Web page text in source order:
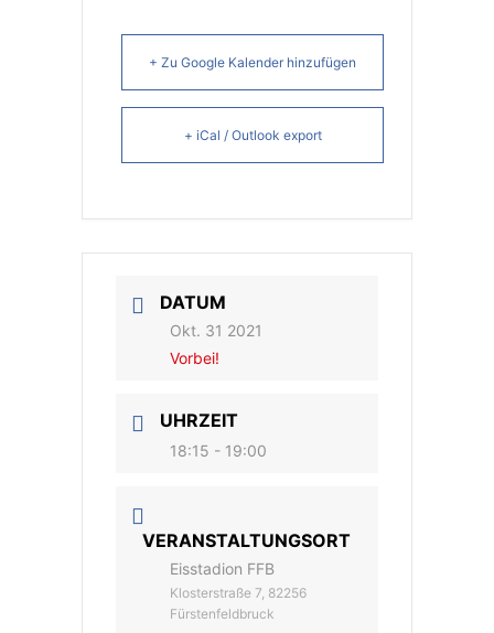
+ Zu Google Kalender hinzufügen
+ iCal / Outlook export
DATUM
Okt. 31 2021
Vorbei!
UHRZEIT
18:15 - 19:00
VERANSTALTUNGSORT
Eisstadion FFB
Klosterstraße 7, 82256
Fürstenfeldbruck